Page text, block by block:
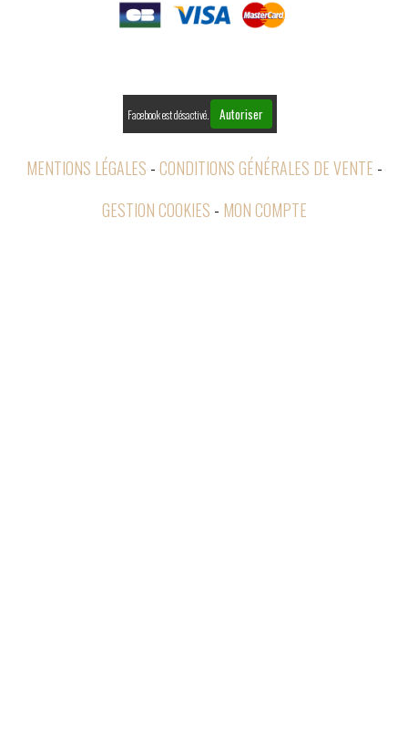
Facebook est désactivé. Autoriser
MENTIONS LÉGALES CONDITIONS GÉNÉRALES DE VENTE
GESTION COOKIES
MON COMPTE